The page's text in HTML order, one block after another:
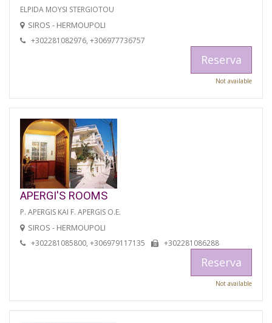
ELPIDA MOYSI STERGIOTOU
SIROS - HERMOUPOLI
+302281082976, +306977736757
Reserva
Not available
APERGI'S ROOMS
P. APERGIS KAI F. APERGIS O.E.
SIROS - HERMOUPOLI
+302281085800, +306979117135 +302281086288
Reserva
Not available